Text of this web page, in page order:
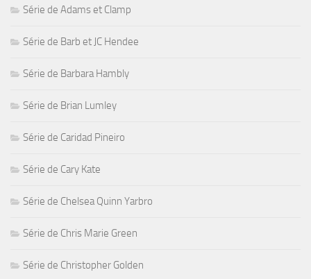
Série de Adams et Clamp
Série de Barb et JC Hendee
Série de Barbara Hambly
Série de Brian Lumley
Série de Caridad Pineiro
Série de Cary Kate
Série de Chelsea Quinn Yarbro
Série de Chris Marie Green
Série de Christopher Golden